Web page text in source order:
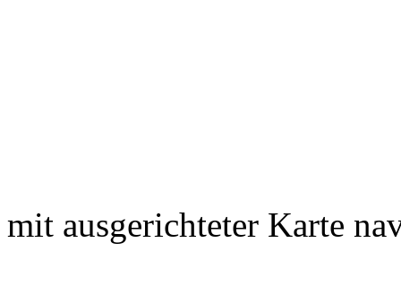
mit ausgerichteter Karte